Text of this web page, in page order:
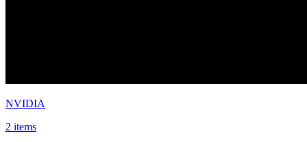
NVIDIA
2 items